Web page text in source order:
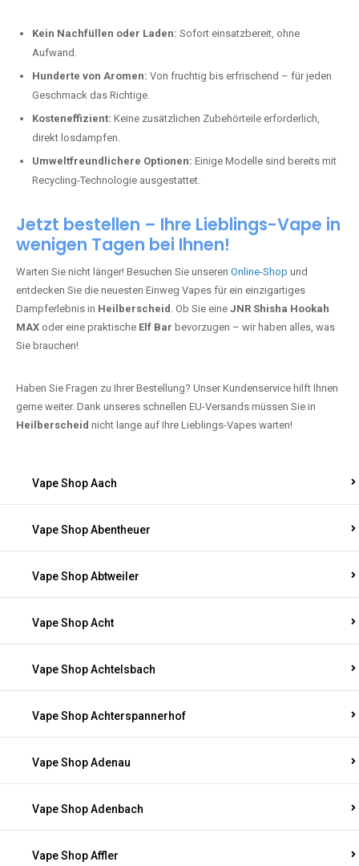
Kein Nachfüllen oder Laden: Sofort einsatzbereit, ohne
Aufwand.
Hunderte von Aromen: Von fruchtig bis erfrischend – für jeden
Geschmack das Richtige.
Kosteneffizient: Keine zusätzlichen Zubehörteile erforderlich,
direkt losdampfen.
Umweltfreundlichere Optionen: Einige Modelle sind bereits mit
Recycling-Technologie ausgestattet.
Jetzt bestellen – Ihre Lieblings-Vape in
wenigen Tagen bei Ihnen!
Warten Sie nicht länger! Besuchen Sie unseren Online-Shop und
entdecken Sie die neuesten Einweg Vapes für ein einzigartiges
Dampferlebnis in Heilberscheid . Ob Sie eine JNR Shisha Hookah
MAX oder eine praktische Elf Bar bevorzugen – wir haben alles, was
Sie brauchen!
Haben Sie Fragen zu Ihrer Bestellung? Unser Kundenservice hilft Ihnen
gerne weiter. Dank unseres schnellen EU-Versands müssen Sie in
Heilberscheid nicht lange auf Ihre Lieblings-Vapes warten!
Vape Shop Aach
Vape Shop Abentheuer
Vape Shop Abtweiler
Vape Shop Acht
Vape Shop Achtelsbach
Vape Shop Achterspannerhof
Vape Shop Adenau
Vape Shop Adenbach
Vape Shop Affler